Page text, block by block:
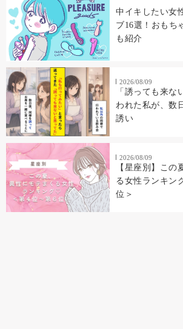
中イキしたい女
ブ16選！おもち
も紹介
2026/08/09
「誘っても来な
われた私が、数
誘い
2026/08/09
【星座別】この
る女性ランキン
位＞